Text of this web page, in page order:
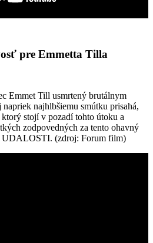
pre Emmetta Tilla
Emmet Till usmrtený brutálnym
najhlbšiemu smútku prisahá,
stojí v pozadí tohto útoku a
zodpovedných za tento ohavný
(zdroj: Forum film)